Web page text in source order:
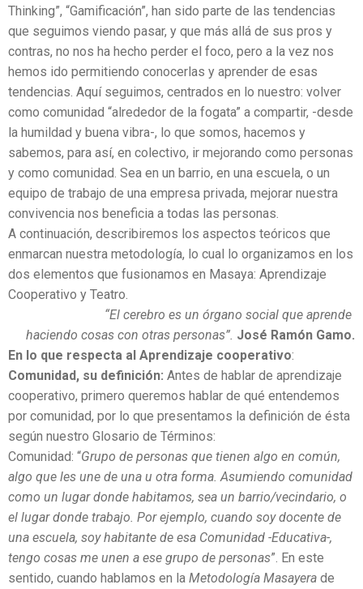
Thinking”, “Gamificación”, han sido parte de las tendencias
que seguimos viendo pasar, y que más allá de sus pros y
contras, no nos ha hecho perder el foco, pero a la vez nos
hemos ido permitiendo conocerlas y aprender de esas
tendencias. Aquí seguimos, centrados en lo nuestro: volver
como comunidad “alrededor de la fogata” a compartir, -desde
la humildad y buena vibra-, lo que somos, hacemos y
sabemos, para así, en colectivo, ir mejorando como personas
y como comunidad. Sea en un barrio, en una escuela, o un
equipo de trabajo de una empresa privada, mejorar nuestra
convivencia nos beneficia a todas las personas.
A continuación, describiremos los aspectos teóricos que
enmarcan nuestra metodología, lo cual lo organizamos en los
dos elementos que fusionamos en Masaya: Aprendizaje
Cooperativo y Teatro.
“El cerebro es un órgano social que aprende
haciendo cosas con otras personas”. José Ramón Gamo.
En lo que respecta al Aprendizaje cooperativo:
Comunidad, su definición: Antes de hablar de aprendizaje
cooperativo, primero queremos hablar de qué entendemos
por comunidad, por lo que presentamos la definición de ésta
según nuestro Glosario de Términos:
Comunidad: “Grupo de personas que tienen algo en común,
algo que les une de una u otra forma. Asumiendo comunidad
como un lugar donde habitamos, sea un barrio/vecindario, o
el lugar donde trabajo. Por ejemplo, cuando soy docente de
una escuela, soy habitante de esa Comunidad -Educativa-,
tengo cosas me unen a ese grupo de personas”. En este
sentido, cuando hablamos en la Metodología Masayera de